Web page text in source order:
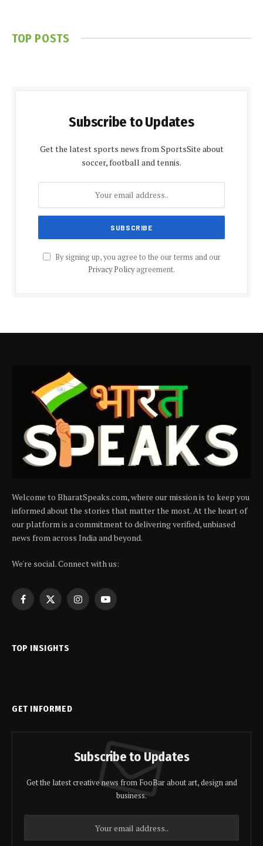
TOP POSTS
Subscribe to Updates
Get the latest sports news from SportsSite about
soccer, football and tennis.
By signing up, you agree to the our terms and our
Privacy Policyagreement.
Welcome to BharatSpeaks.com, where our mission is to keep you
informed about the stories that matter the most. At the heart of
our platform is a commitment to delivering verified, unbiased
news from across India and beyond.
We're social. Connect with us:
Facebook
X
InstagramYouTube
TOP INSIGHTS
GET INFORMED
Subscribe to Updates
Get the latest creative news from FooBar about art, design and
business.